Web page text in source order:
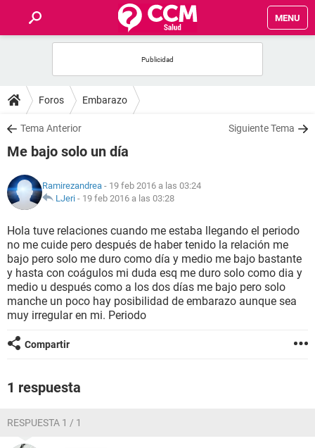
MENU
FOROS
SALUD
FAMILIA
NUTRICIÓN
BIENESTAR
SEXUALIDAD
GLOSARIO
Foros Embarazo
Tema Anterior Siguiente Tema
Me bajo solo un día
Ramirezandrea - 19 feb 2016 a las 03:24
LJeri - 19 feb 2016 a las 03:28
Hola tuve relaciones cuando me estaba llegando el periodo
no me cuide pero después de haber tenido la relación me
bajo pero solo me duro como día y medio me bajo bastante
y hasta con coágulos mi duda esq me duro solo como dia y
medio u después como a los dos días me bajo pero solo
manche un poco hay posibilidad de embarazo aunque sea
muy irregular en mi. Periodo
Compartir
1 respuesta
RESPUESTA 1 / 1